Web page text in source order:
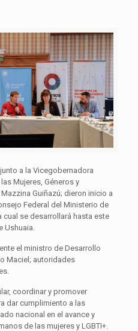
a la Vicegobernadora
Mujeres, Géneros y
Guiñazú; dieron inicio a
Federal del Ministerio de
cual se desarrollará hasta este
Ushuaia.
el ministro de Desarrollo
Maciel; autoridades
coordinar y promover
dar cumplimiento a las
nacional en el avance y
de las mujeres y LGBTI+.